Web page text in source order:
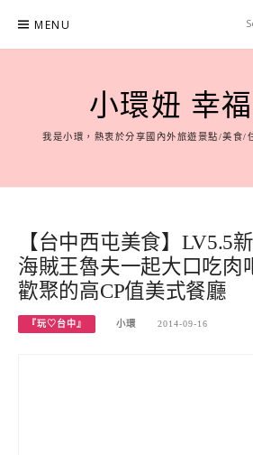
content
MENU
小環妞 幸
我是小環，熱衷於分享國內外旅遊景點/美食/
【台中西屯美食】LV5.5
海賊王魯夫一起大口吃肉
歡聚的高CP值美式餐廳
『玩♡台中』 小環 2014-09-16